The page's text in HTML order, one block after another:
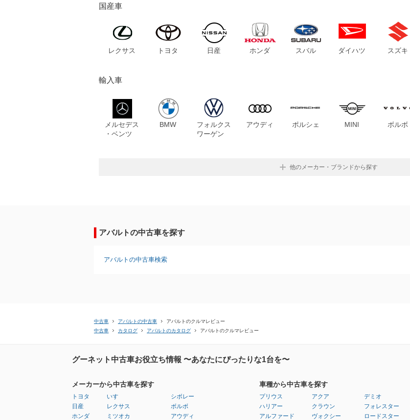
国産車
レクサス トヨタ 日産 ホンダ スバル ダイハツ スズキ
輸入車
メルセデス
・ベンツ
BMW
フォルクス
ワーゲン
アウディ ポルシェ MINI ボルボ
他のメーカー・ブランドから探す
アバルトの中古車を探す
アバルトの中古車検索
中古車 アバルトの中古車
アバルトのクルマレビュー
中古車
カタログ アバルトのカタログ アバルトのクルマレビュー
グーネット中古車お役立ち情報 〜あなたにぴったりな1台を〜
メーカーから中古車を探す
トヨタ
日産
ホンダ
いすゞ
レクサス
ミツオカ
シボレー
ボルボ
アウディ
車種から中古車を探す
プリウス
ハリアー
アルファード
アクア
クラウン
ヴォクシー
デミオ
フォレスター
ロードスター